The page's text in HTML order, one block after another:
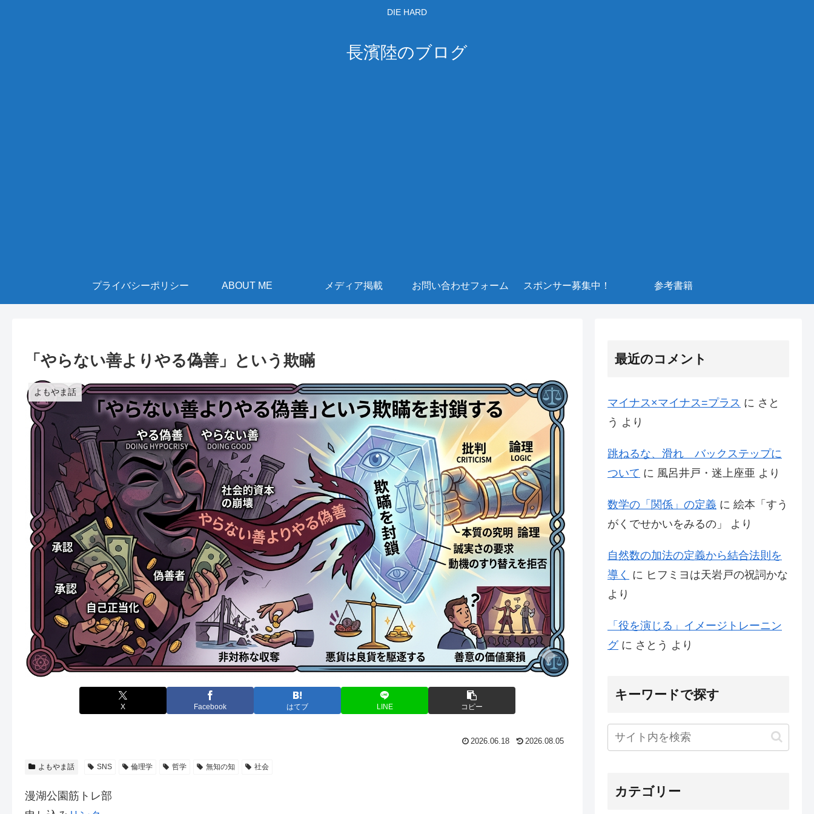
DIE HARD
長濱陸のブログ
プライバシーポリシー ABOUT ME メディア掲載 お問い合わせフォーム スポンサー募集中！ 参考書籍
「やらない善よりやる偽善」という欺瞞
よもやま話
X Facebook はてブ LINE コピー
2026.06.18 2026.08.05
よもやま話 SNS 倫理学 哲学 無知の知 社会
漫湖公園筋トレ部
最近のコメント
マイナス×マイナス=プラス に さと
う より
跳ねるな、滑れ バックステップに
ついて に 風呂井戸・迷上座亜 より
数学の「関係」の定義 に 絵本「すう
がくでせかいをみるの」
より
自然数の加法の定義から結合法則を
導く に ヒフミヨは天岩戸の祝詞かな
より
「役を演じる」イメージトレーニン
グに さとう より
キーワードで探す
カテゴリー